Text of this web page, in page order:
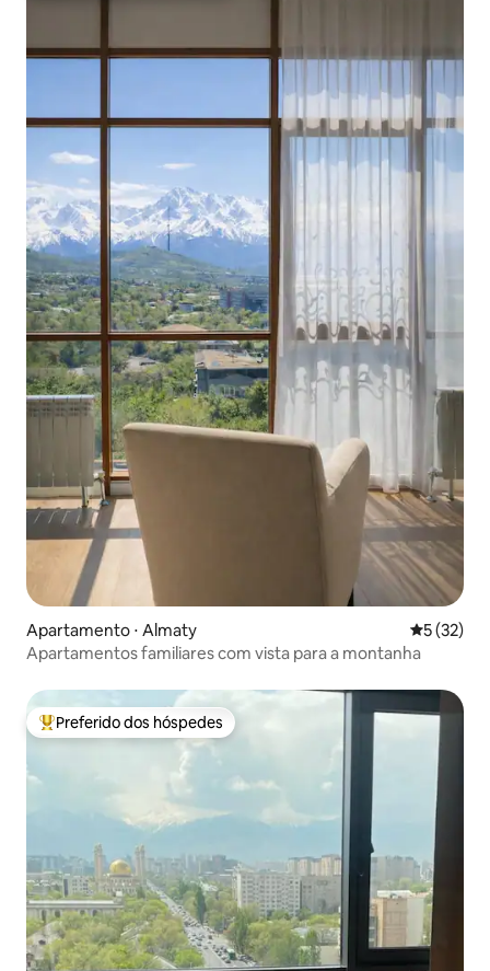
Apartamento ⋅ Almaty 5 de uma
5 (32)
Apartamentos familiares com vista para a montanha
Entre os melhores preferidos dos hóspedes
Preferido dos hóspedes